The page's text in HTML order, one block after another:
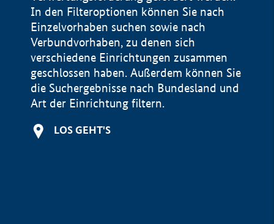
In den Filteroptionen können Sie nach
Einzelvorhaben suchen sowie nach
Verbundvorhaben, zu denen sich
verschiedene Einrichtungen zusammen
geschlossen haben. Außerdem können Sie
die Suchergebnisse nach Bundesland und
Art der Einrichtung filtern.
LOS GEHT'S